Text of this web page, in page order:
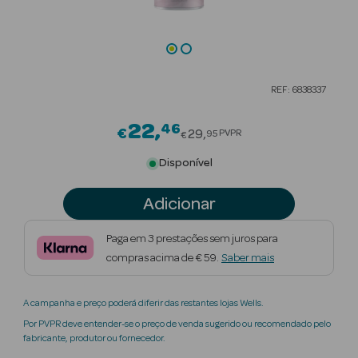
Beauty Season
Nutricosmética
Perfumes
Beauty Season
REF: 6838337
€22 46Price reduced from
€29 95 PVPR
Disponível
Adicionar
Paga em 3 prestações sem juros para
compras acima de € 59. Saber mais
A campanha e preço poderá diferir das restantes lojas Wells.
Por PVPR deve entender-se o preço de venda sugerido ou recomendado pelo
fabricante, produtor ou fornecedor.